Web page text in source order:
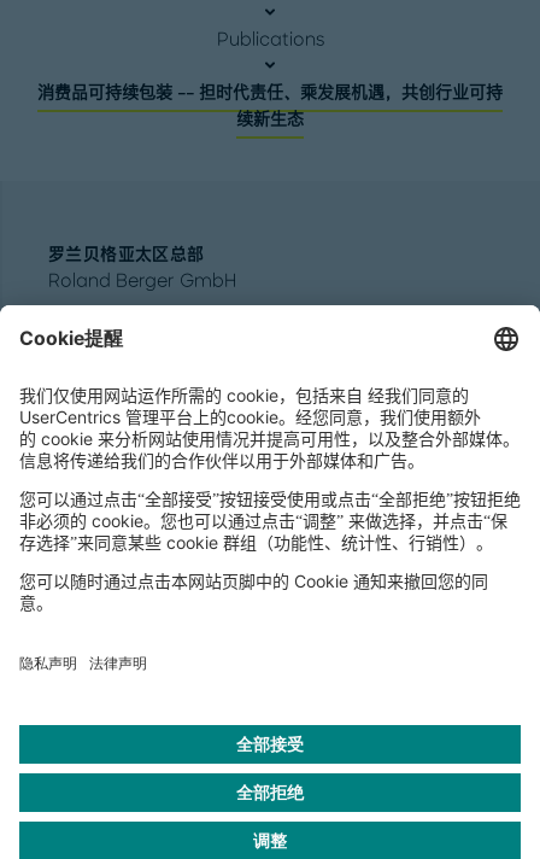
Publications
消费品可持续包装 -- 担时代责任、乘发展机遇，共创行业可持
续新生态
罗兰贝格亚太区总部
Roland Berger GmbH
80538 Munich
电话:
+49 89 9230-0
传真:
+49 89 9230-8202
电子邮箱 : 联系我们
HELP
PRIVACY
COOKIES